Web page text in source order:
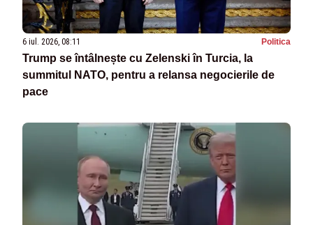
6 iul. 2026, 08:11 Politica
Trump se întâlnește cu Zelenski în Turcia, la
summitul NATO, pentru a relansa negocierile de
pace